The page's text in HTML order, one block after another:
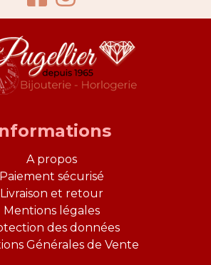
A propos
Paiement sécurisé
Livraison et retour
Mentions légales
des données
Générales de Vente